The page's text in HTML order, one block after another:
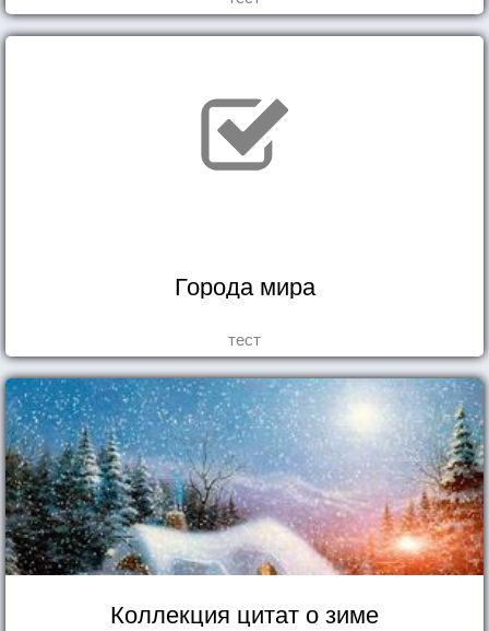
Города мира
тест
Коллекция цитат о зиме